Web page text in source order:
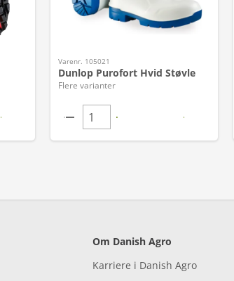
Varenr. 105021
Dunlop Purofort Hvid Støvle
Flere varianter
Om Danish Agro
Karriere i Danish Agro